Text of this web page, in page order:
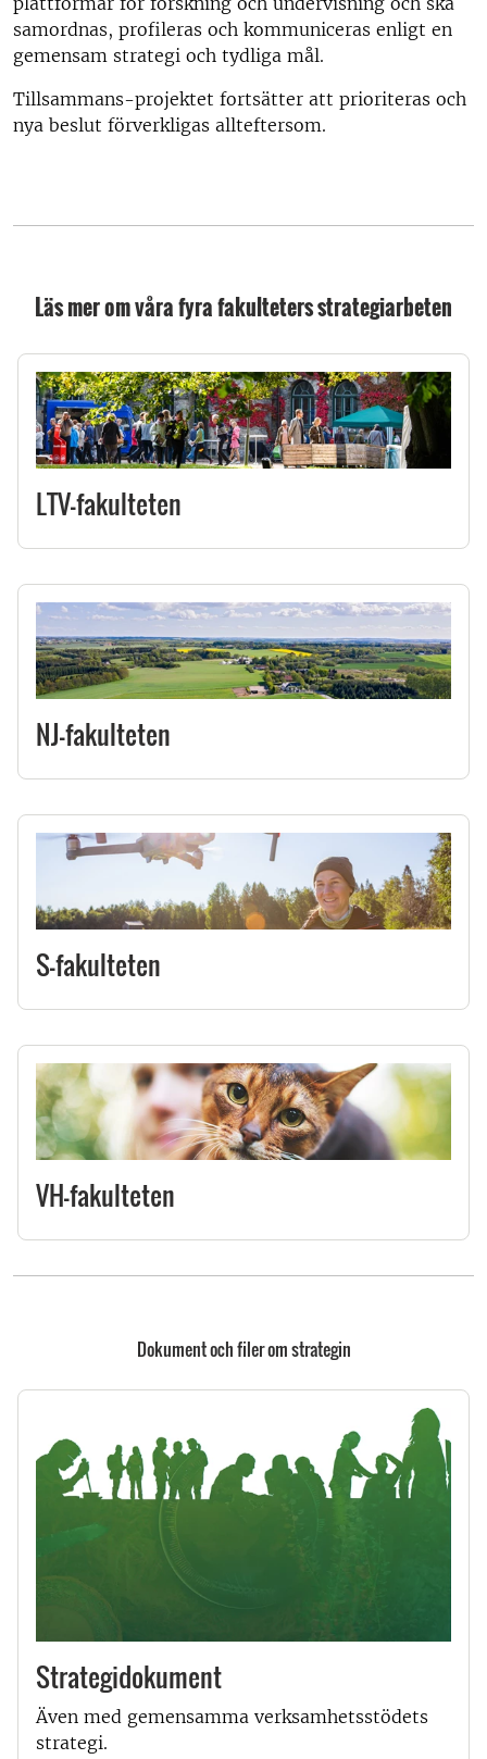
samordnas, profileras och kommuniceras enligt en
gemensam strategi och tydliga mål.
Tillsammans-projektet fortsätter att prioriteras och
nya beslut förverkligas allteftersom.
Läs mer om våra fyra fakulteters strategiarbeten
LTV-fakulteten
NJ-fakulteten
S-fakulteten
VH-fakulteten
Dokument och filer om strategin
Strategidokument
Även med gemensamma verksamhetsstödets
strategi.